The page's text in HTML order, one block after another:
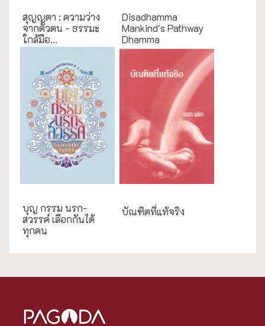
สุญญตา : ความว่าง
จากตัวตน - ธรรมะ
ใกล้มือ...
Disadhamma
Mankind's Pathway
Dhamma
บุญ กรรม นรก-
สวรรค์ เลือกกันได้
ทุกคน
บัณฑิตที่แท้จริง